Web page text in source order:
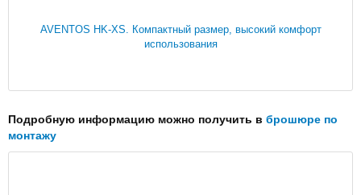
AVENTOS HK-XS. Компактный размер, высокий комфорт
использования
Подробную информацию можно получить в брошюре по
монтажу